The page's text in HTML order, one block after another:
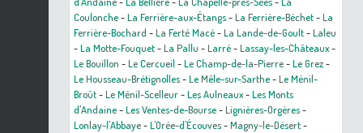
Coulonche-La Ferrière-aux-Étangs-La Ferrière-Béchet-La
Ferrière-Bochard -La Ferté Macé-La Lande-de-Goult-Laleu
-La Motte-Fouquet-La Pallu -Larré-Lassay-les-Châteaux-
Le Bouillon -Le Cercueil -Le Champ-de-la-Pierre-Le Grez-
Le Housseau-Brétignolles-Le Mêle-sur-Sarthe-Le Ménil-
Broût-Le Ménil-Scelleur-Les Aulneaux-Les Monts
d'Andaine-Les Ventes-de-Bourse-Lignières-Orgères-
Lonlay-l'Abbaye-L'Orée-d'Écouves-Magny-le-Désert-